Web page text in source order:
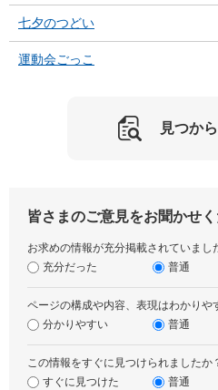
七夕のつどい
運動会ごっこ
見つか
皆さまのご意見をお聞かせ
お求めの情報が充分掲載されていまし
充分だった
普通
ページの構成や内容、表現はわかりや
分かりやすい
普通
この情報をすぐに見つけられましたか
すぐに見つけた
普通